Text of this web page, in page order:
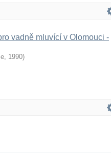
vadně mluvící v Olomouci -
, 1990)